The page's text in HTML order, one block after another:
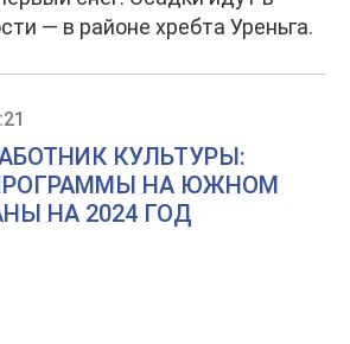
— в районе хребта Уреньга.
КУЛЬТУРЫ:
НА ЮЖНОМ
НА 2024 ГОД